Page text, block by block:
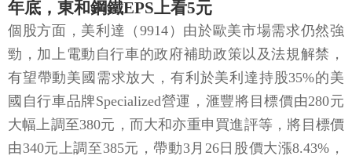
年底，東和鋼鐵EPS上看5元
個股方面，美利達（9914）由於歐美市場需求仍然強
勁，加上電動自行車的政府補助政策以及法規解禁，
有望帶動美國需求放大，有利於美利達持股35%的美
國自行車品牌Specialized營運，滙豐將目標價由280元
大幅上調至380元，而大和亦重申買進評等，將目標價
由340元上調至385元，帶動3月26日股價大漲8.43%，